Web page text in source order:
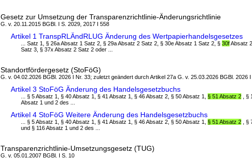
Gesetz zur Umsetzung der Transparenzrichtlinie-Änderungsrichtlinie
G. v. 20.11.2015 BGBl. I S. 2029, 2017 I 558
Artikel 1 TranspRLÄndRLUG Änderung des Wertpapierhandelsgesetzes
... Satz 1, § 26a Absatz 1 Satz 2, § 29a Absatz 2 Satz 2, § 30e Absatz 1 Satz 2, § 30fAbsatz
Satz 3, § 37x Absatz 2 Satz 2 oder ...
Standortfördergesetz (StoFöG)
G. v. 04.02.2026 BGBl. 2026 I Nr. 33; zuletzt geändert durch Artikel 27a G. v. 25.03.2026 BGBl. 2026 I
Artikel 3 StoFöG Änderung des Handelsgesetzbuchs
... § 5 Absatz 1, § 40 Absatz 1, § 41 Absatz 1, § 46 Absatz 2, § 50 Absatz 1, § 51 Absatz 2 , §
Absatz 1 und 2 des ...
Artikel 4 StoFöG Weitere Änderung des Handelsgesetzbuchs
... § 5 Absatz 1, § 40 Absatz 1, § 41 Absatz 1, § 46 Absatz 2, § 50 Absatz 1, § 51 Absatz 2 , §
und § 116 Absatz 1 und 2 des ...
Transparenzrichtlinie-Umsetzungsgesetz (TUG)
G. v. 05.01.2007 BGBl. I S. 10